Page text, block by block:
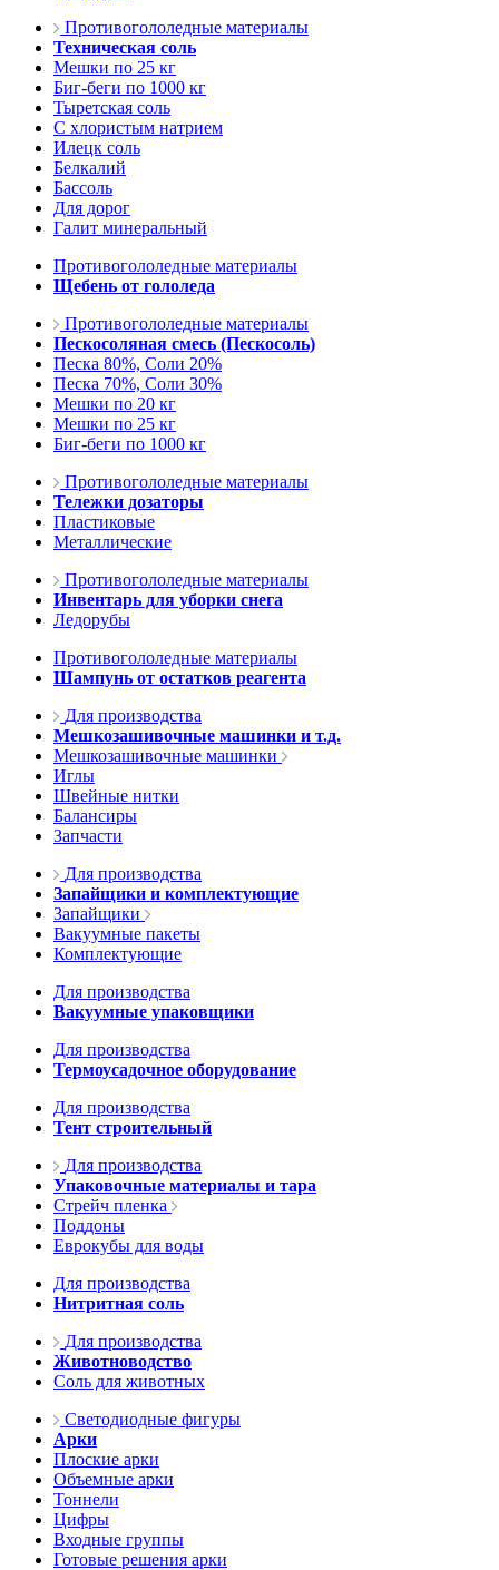
Противогололедные материалы
Техническая соль
Мешки по 25 кг
Биг-беги по 1000 кг
Тыретская соль
С хлористым натрием
Илецк соль
Белкалий
Бассоль
Для дорог
Галит минеральный
Противогололедные материалы
Щебень от гололеда
Противогололедные материалы
Пескосоляная смесь (Пескосоль)
Песка 80%, Соли 20%
Песка 70%, Соли 30%
Мешки по 20 кг
Мешки по 25 кг
Биг-беги по 1000 кг
Противогололедные материалы
Тележки дозаторы
Пластиковые
Металлические
Противогололедные материалы
Инвентарь для уборки снега
Ледорубы
Противогололедные материалы
Шампунь от остатков реагента
Для производства
Мешкозашивочные машинки и т.д.
Мешкозашивочные машинки
Иглы
Швейные нитки
Балансиры
Запчасти
Для производства
Запайщики и комплектующие
Запайщики
Вакуумные пакеты
Комплектующие
Для производства
Вакуумные упаковщики
Для производства
Термоусадочное оборудование
Для производства
Тент строительный
Для производства
Упаковочные материалы и тара
Стрейч пленка
Поддоны
Еврокубы для воды
Для производства
Нитритная соль
Для производства
Животноводство
Соль для животных
Светодиодные фигуры
Арки
Плоские арки
Объемные арки
Тоннели
Цифры
Входные группы
Готовые решения арки